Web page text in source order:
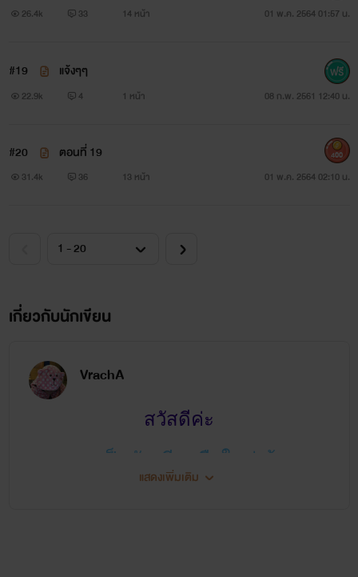
26.4k 33 14 หน้า 01 พ.ค. 2564 01:57 น.
#19 แจ้งๆๆ
22.9k 4 1 หน้า 08 ก.พ. 2561 12:40 น.
#20 ตอนที่ 19
31.4k 36 13 หน้า 01 พ.ค. 2564 02:10 น.
400
เกี่ยวกับนักเขียน
VrachA
สวัสดีค่ะ
เราเป็นนักเขียนมือใหม่เน้อ
แสดงเพิ่มเติม